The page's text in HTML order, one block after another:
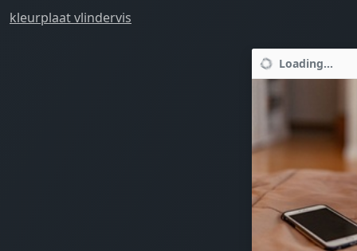
kleurplaat vlindervis
Loading...